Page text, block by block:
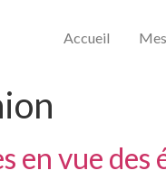
Accueil
en vue des